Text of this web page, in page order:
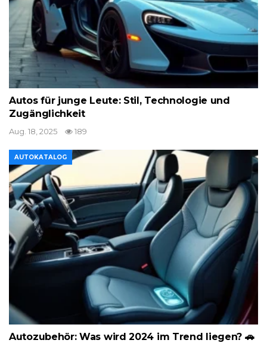
Autos für junge Leute: Stil, Technologie und
Zugänglichkeit
Aug. 18, 2025 189
AUTOKATALOG
Autozubehör: Was wird 2024 im Trend liegen? 🚗